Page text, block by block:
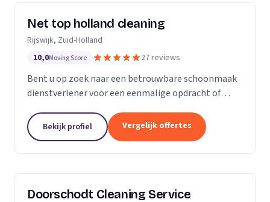
Net top holland cleaning
Rijswijk, Zuid-Holland
10,0Moving Score 27 reviews
Bent u op zoek naar een betrouwbare schoonmaak
dienstverlener voor een eenmalige opdracht of
groeiende onderneming die zich uit wilt breiden in
het vak.
Bekijk profiel Vergelijk offertes
Doorschodt Cleaning Service